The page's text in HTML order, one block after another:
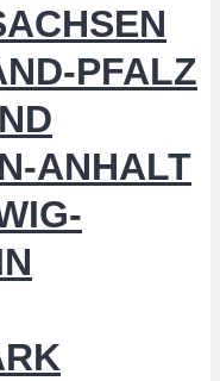
PFALZ
ANHALT